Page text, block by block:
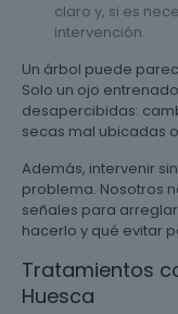
claro y, si es
intervención.
Un árbol puede
Solo un ojo
desapercibidas:
secas mal ubicadas
Además, intervenir
problema. Nosotros
señales para
hacerlo y qué evitar
Tratamientos
Huesca